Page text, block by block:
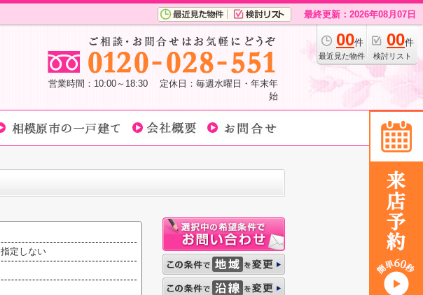
最終更新：2026年08月07日
00件
最近見た物件
00件
検討リスト
営業時間：10:00～18:30 定休日：毎週水曜日・年末年
始
指定しない